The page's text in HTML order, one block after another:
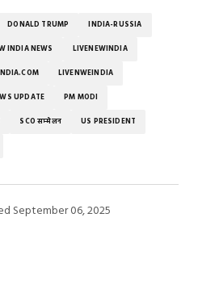
DONALD TRUMP INDIA-RUSSIA
INDIA NEWS LIVENEWINDIA
LIVENWEINDIA
UPDATE PM MODI
SCO सम्‍मेलन US PRESIDENT
September 06, 2025